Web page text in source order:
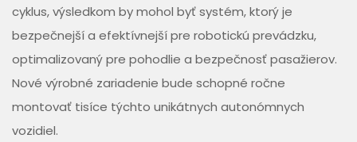
cyklus, výsledkom by mohol byť systém, ktorý je
bezpečnejší a efektívnejší pre robotickú prevádzku,
optimalizovaný pre pohodlie a bezpečnosť pasažierov.
Nové výrobné zariadenie bude schopné ročne
montovať tisíce týchto unikátnych autonómnych
vozidiel.